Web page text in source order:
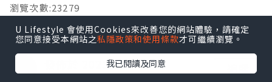
瀏覽次數:23279
Twinkle C 陪著你走
發佈於 2023.12.02
海港城
U Lifestyle 會使用Cookies來改善您的網站體驗，請確定
您同意接受本網站之私隱政策和使用條款才可繼續瀏覽。
我已閱讀及同意